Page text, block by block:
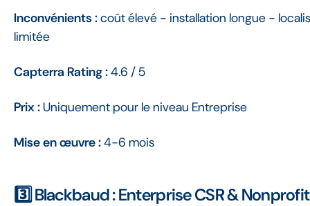
Inconvénients :coût élevé - installation longue -
limitée
Capterra Rating :4.6 / 5
Prix :Uniquement pour le niveau Entreprise
Mise en œuvre :4-6 mois
3️⃣ Blackbaud : Enterprise CSR &